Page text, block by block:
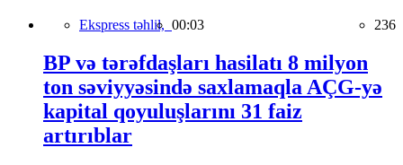
Ekspress təhlil, 00:03 236
BP və tərəfdaşları hasilatı 8 milyon
ton səviyyəsində saxlamaqla AÇG-yə
kapital qoyuluşlarını 31 faiz
artırıblar